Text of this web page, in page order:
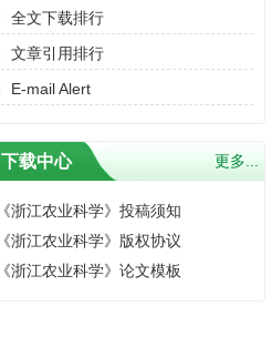
全文下载排行
文章引用排行
E-mail Alert
下载中心 更多...
《浙江农业科学》投稿须知
《浙江农业科学》版权协议
《浙江农业科学》论文模板